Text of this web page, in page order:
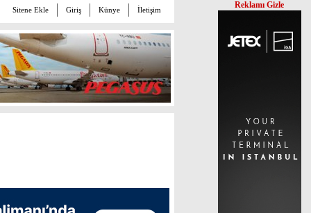
Sitene Ekle Giriş Künye İletişim Reklamı Gizle